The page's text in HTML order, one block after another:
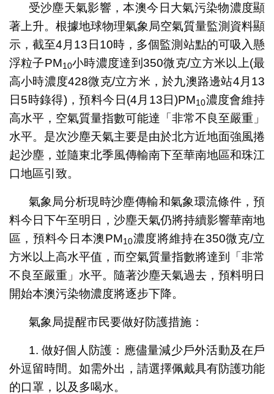
受沙塵天氣影響，本澳今日大氣污染物濃度顯
著上升。根據地球物理氣象局空氣質量監測資料顯
示，截至4月13日10時，多個監測站點的可吸入懸
浮粒子PM10小時濃度達到350微克/立方米以上(最
高小時濃度428微克/立方米，於九澳路邊站4月13
日5時錄得)，預料今日(4月13日)PM10濃度會維持
高水平，空氣質量指數可能達「非常不良至嚴重」
水平。是次沙塵天氣主要是由於北方近地面強風捲
起沙塵，並隨東北季風傳輸南下至華南地區和珠江
口地區引致。
氣象局分析現時沙塵傳輸和氣象環流條件，預
料今日下午至明日，沙塵天氣仍將持續影響華南地
區，預料今日本澳PM10濃度將維持在350微克/立
方米以上高水平值，而空氣質量指數將達到「非常
不良至嚴重」水平。隨著沙塵天氣過去，預料明日
開始本澳污染物濃度將逐步下降。
氣象局提醒市民要做好防護措施：
1. 做好個人防護：應儘量減少戶外活動及在戶
外逗留時間。如需外出，請選擇佩戴具有防護功能
的口罩，以及多喝水。